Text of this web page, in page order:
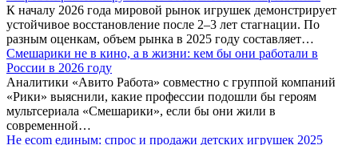
К началу 2026 года мировой рынок игрушек демонстрирует
устойчивое восстановление после 2–3 лет стагнации. По
разным оценкам, объем рынка в 2025 году составляет…
Смешарики не в кино, а в жизни: кем бы они работали в
России в 2026 году
Аналитики «Авито Работа» совместно с группой компаний
«Рики» выяснили, какие профессии подошли бы героям
мультсериала «Смешарики», если бы они жили в
современной…
Не ecom единым: спрос и продажи детских игрушек 2025